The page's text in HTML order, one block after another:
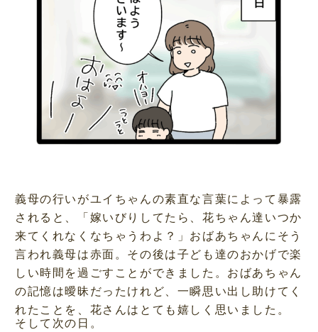
義母の行いがユイちゃんの素直な言葉によって暴露
されると、「嫁いびりしてたら、花ちゃん達いつか
来てくれなくなちゃうわよ？」おばあちゃんにそう
言われ義母は赤面。その後は子ども達のおかげで楽
しい時間を過ごすことができました。おばあちゃん
の記憶は曖昧だったけれど、一瞬思い出し助けてく
れたことを、花さんはとても嬉しく思いました。
そして次の日。